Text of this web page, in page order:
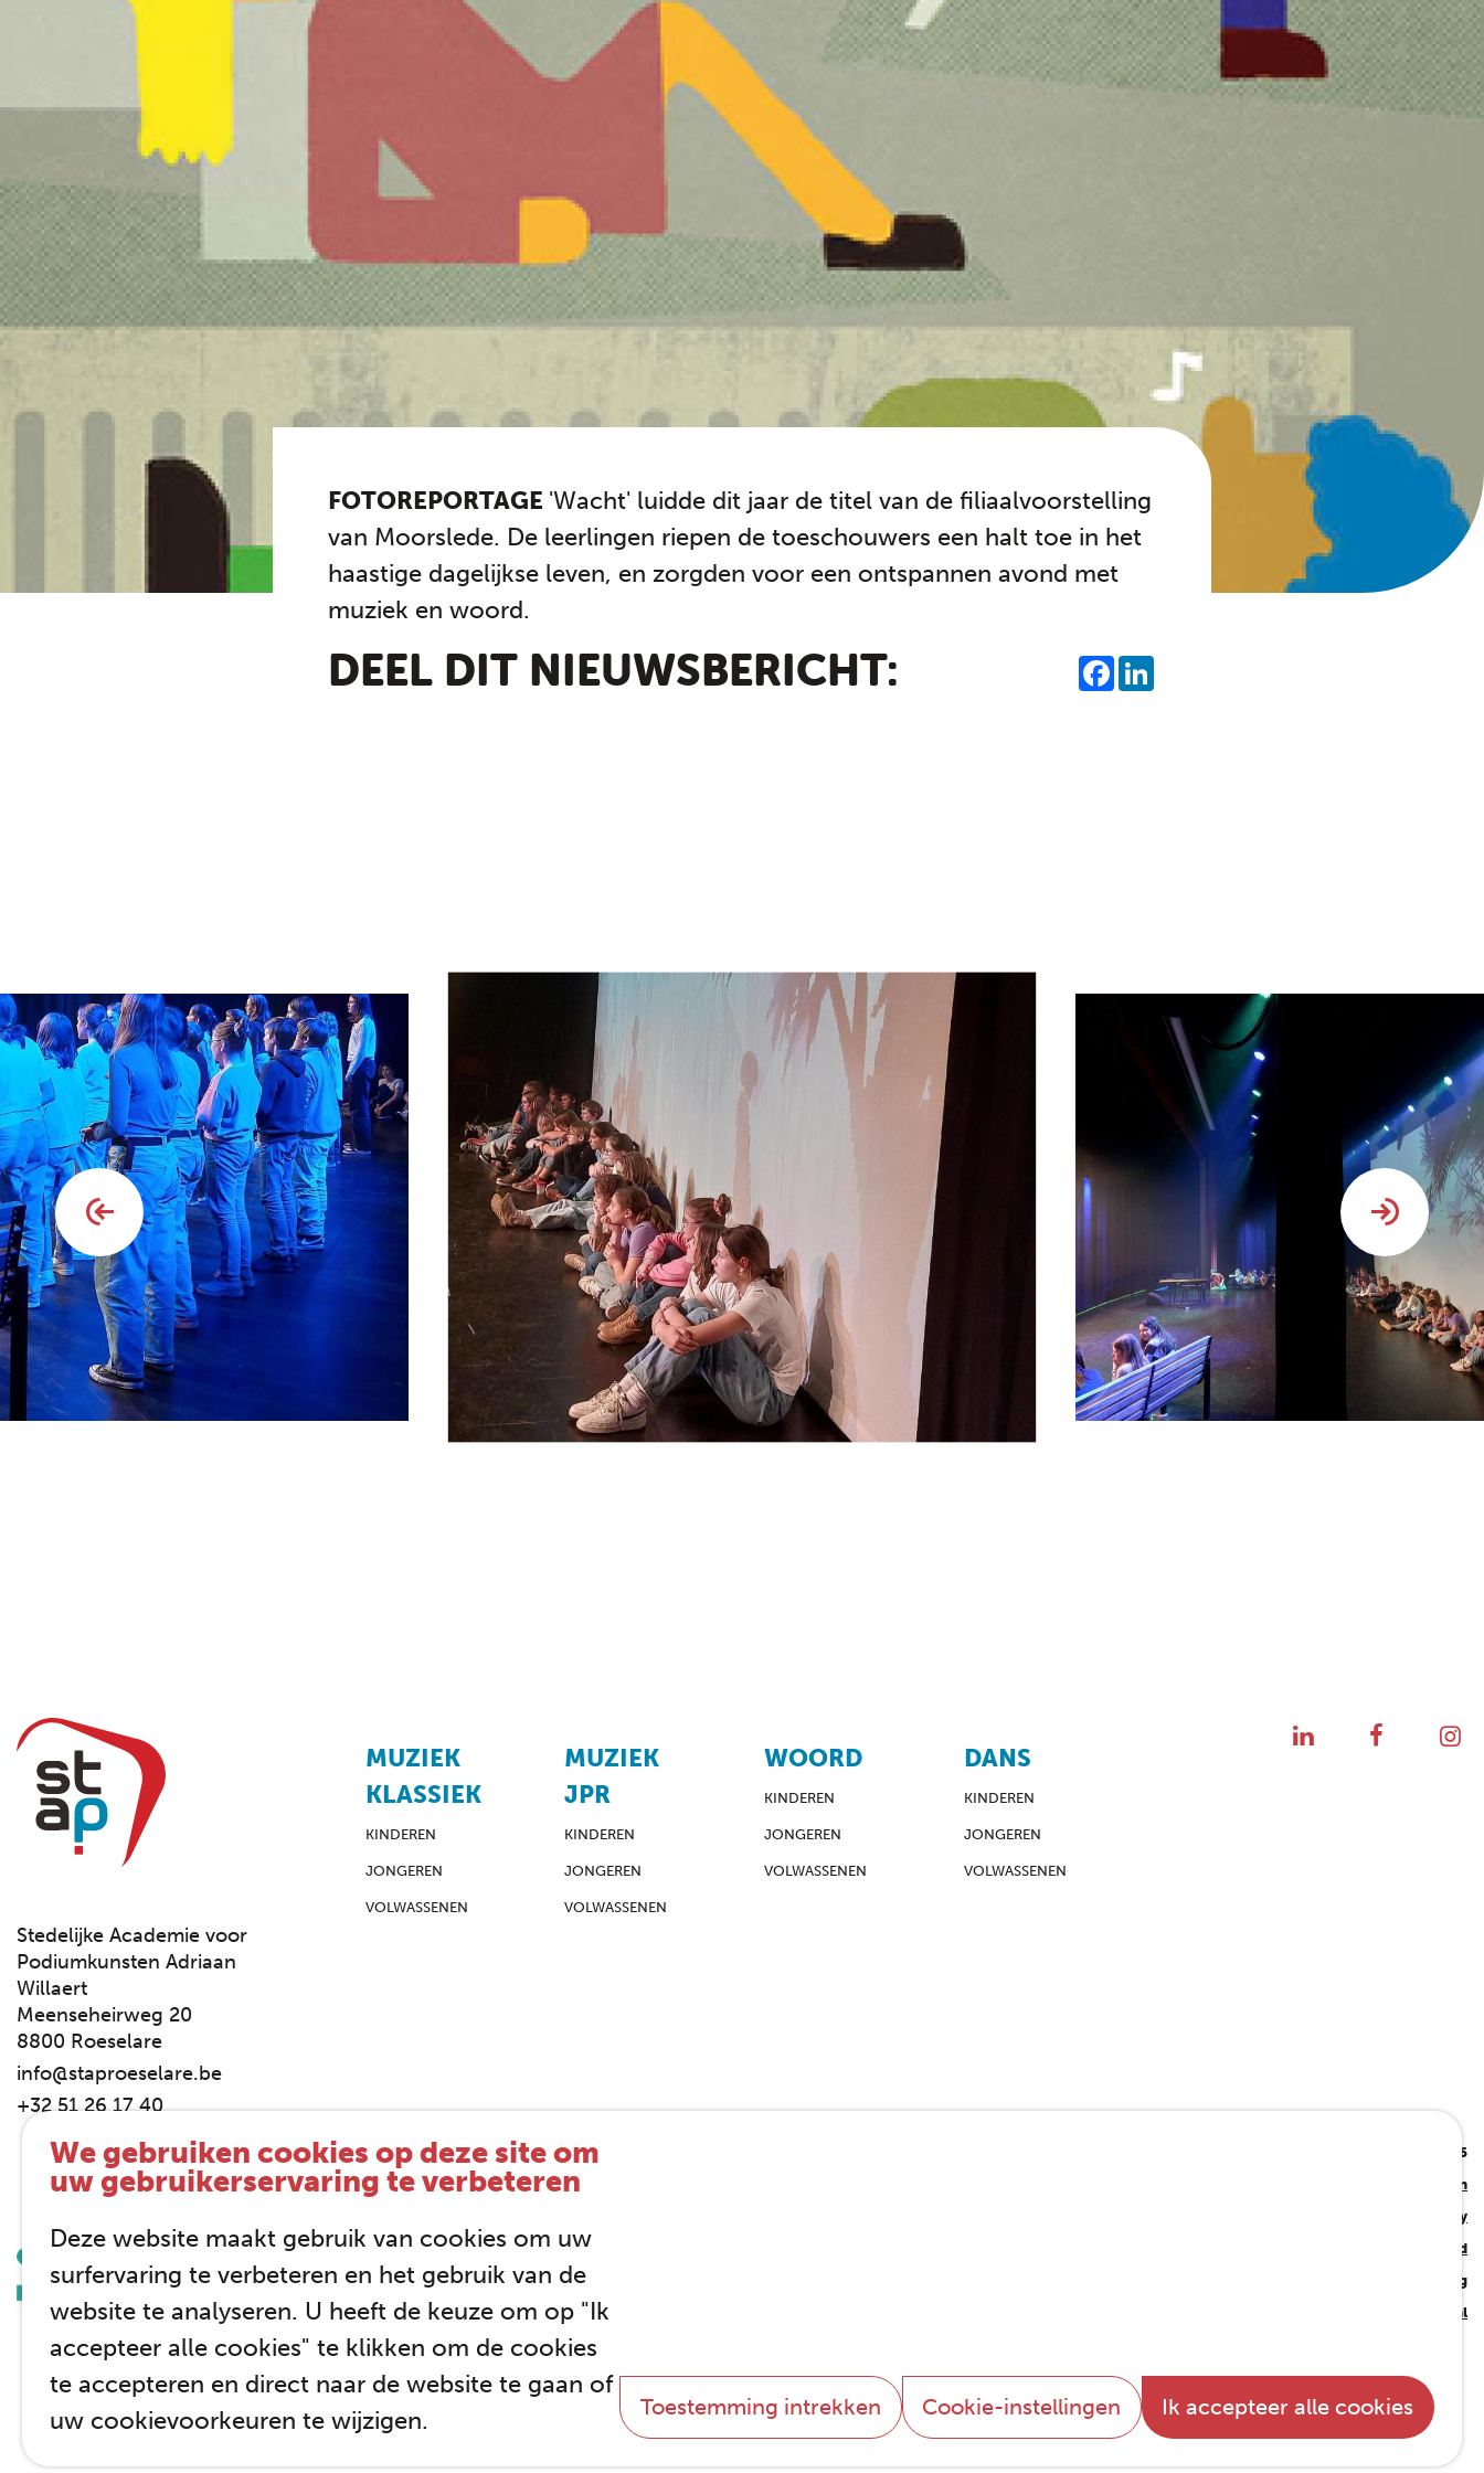
We gebruiken cookies op deze site om
uw gebruikerservaring te verbeteren
Deze website maakt gebruik van cookies om uw
surfervaring te verbeteren en het gebruik van de
website te analyseren. U heeft de keuze om op "Ik
accepteer alle cookies" te klikken om de cookies
te accepteren en direct naar de website te gaan of
uw cookievoorkeuren te wijzigen.
Toestemming intrekken Cookie-instellingen Ik accepteer alle cookies
Tarieven
Instrumentenverhuur
Onze visie
Hoe evalueren wij?
Contact
Vacatures
FOTOREPORTAGE 'Wacht' luidde dit jaar de titel van de filiaalvoorstelling
van Moorslede. De leerlingen riepen de toeschouwers een halt toe in het
haastige dagelijkse leven, en zorgden voor een ontspannen avond met
muziek en woord.
DEEL DIT NIEUWSBERICHT: SHARE
FACEBOOK
Stedelijke Academie voor
Podiumkunsten Adriaan
Willaert
Meenseheirweg 20
8800 Roeselare
info@staproeselare.be
+32 51 26 17 40
MUZIEK
KLASSIEK
KINDEREN
JONGEREN
VOLWASSENEN
MUZIEK
JPR
KINDEREN
JONGEREN
VOLWASSENEN
WOORD
KINDEREN
JONGEREN
VOLWASSENEN
DANS
KINDEREN
JONGEREN
VOLWASSENEN
STAP © 2026
Privacy-instellingen
Cookie policy
Privacybeleid
Toegankelijkheidsverklaring
Conquered by Hannibal